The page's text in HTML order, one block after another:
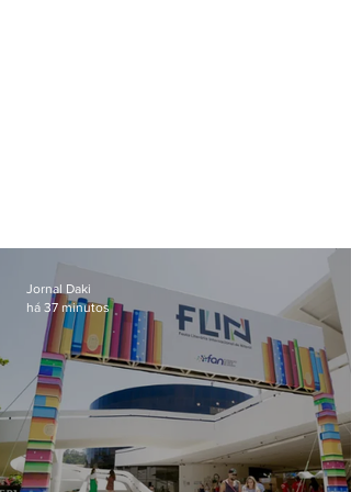
Jornal Daki
há 37 minutos